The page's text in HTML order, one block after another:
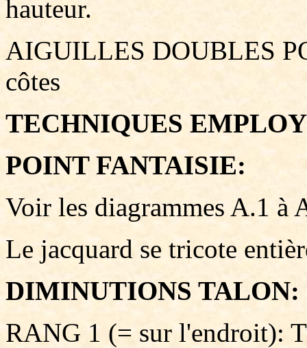
hauteur.
AIGUILLES DOUBLES
côtes
TECHNIQUES
POINT FANTAISIE:
Voir les diagrammes A.1 à
Le jacquard se tricote
DIMINUTIONS TALON:
RANG 1 (= sur l'endroit):